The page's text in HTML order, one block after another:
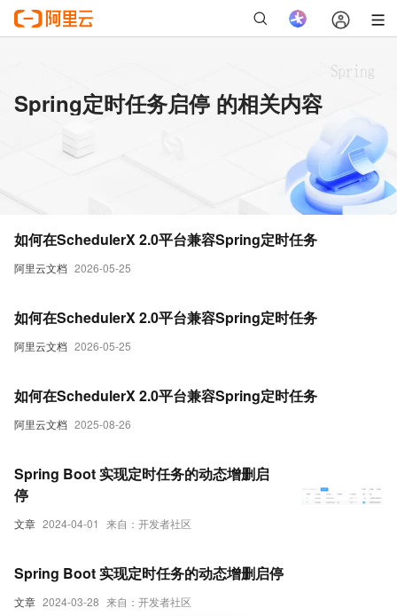
Spring定时任务启停 的相关内容
阿里云文档 2026-05-25
如何在SchedulerX 2.0平台兼容Spring定时任务
阿里云文档 2026-05-25
如何在SchedulerX 2.0平台兼容Spring定时任务
阿里云文档 2025-08-26
如何在SchedulerX 2.0平台兼容Spring定时任务
文章 2024-04-01 来自：开发者社区
Spring Boot 实现定时任务的动态增删启
停
文章 2024-03-28 来自：开发者社区
Spring Boot 实现定时任务的动态增删启停